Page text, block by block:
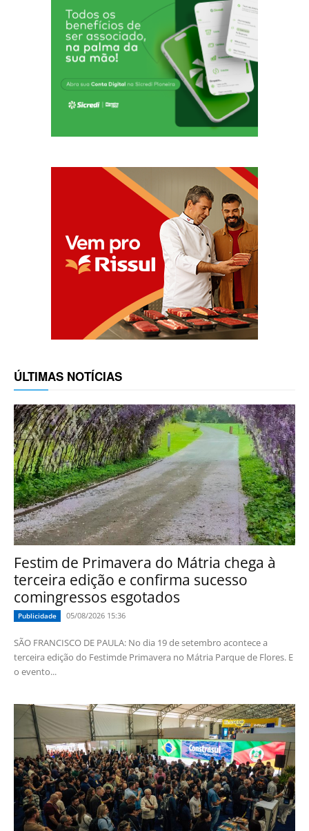
ÚLTIMAS NOTÍCIAS
Festim de Primavera do Mátria chega à
terceira edição e confirma sucesso
comingressos esgotados
Publicidade 05/08/2026 15:36
SÃO FRANCISCO DE PAULA: No dia 19 de setembro acontece a
terceira edição do Festimde Primavera no Mátria Parque de Flores. E
o evento...